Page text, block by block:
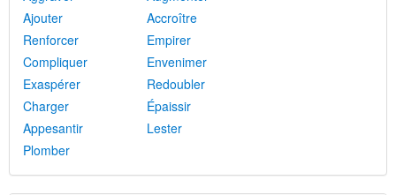
Ajouter
Accroître
Renforcer
Empirer
Compliquer
Envenimer
Exaspérer
Redoubler
Charger
Épaissir
Appesantir
Lester
Plomber